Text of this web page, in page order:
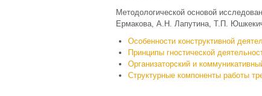
Методологической основой
Ермакова, А.Н. Лапутина, Т.П.
Особенности конструктивной
Принципы гностической
Организаторский и
Структурные компоненты работы